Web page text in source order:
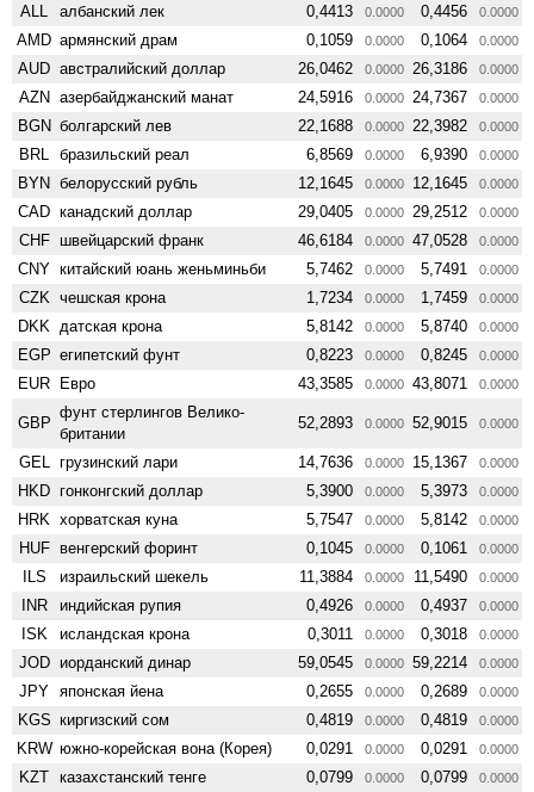
ALL албанский лек 0,4413 0.0000 0,4456 0.0000
AMD армянский драм 0,1059 0.0000 0,1064 0.0000
AUD австралийский доллар 26,0462 0.0000 26,3186 0.0000
AZN азербайджанский манат 24,5916 0.0000 24,7367 0.0000
BGN болгарский лев 22,1688 0.0000 22,3982 0.0000
BRL бразильский реал 6,8569 0.0000 6,9390 0.0000
BYN белорусский рубль 12,1645 0.0000 12,1645 0.0000
CAD канадский доллар 29,0405 0.0000 29,2512 0.0000
CHF швейцарский франк 46,6184 0.0000 47,0528 0.0000
CNY китайский юань женьминьби 5,7462 0.0000 5,7491 0.0000
CZK чешская крона 1,7234 0.0000 1,7459 0.0000
DKK датская крона 5,8142 0.0000 5,8740 0.0000
EGP египетский фунт 0,8223 0.0000 0,8245 0.0000
EUR Евро 43,3585 0.0000 43,8071 0.0000
GBP
фунт стерлингов Велико­
британии
52,2893 0.0000 52,9015 0.0000
GEL грузинский лари 14,7636 0.0000 15,1367 0.0000
HKD гонконгский доллар 5,3900 0.0000 5,3973 0.0000
HRK хорватская куна 5,7547 0.0000 5,8142 0.0000
HUF венгерский форинт 0,1045 0.0000 0,1061 0.0000
ILS израильский шекель 11,3884 0.0000 11,5490 0.0000
INR индийская рупия 0,4926 0.0000 0,4937 0.0000
ISK исландская крона 0,3011 0.0000 0,3018 0.0000
JOD иорданский динар 59,0545 0.0000 59,2214 0.0000
JPY японская йена 0,2655 0.0000 0,2689 0.0000
KGS киргизский сом 0,4819 0.0000 0,4819 0.0000
KRW южно-корейская вона (Корея) 0,0291 0.0000 0,0291 0.0000
KZT казахстанский тенге 0,0799 0.0000 0,0799 0.0000